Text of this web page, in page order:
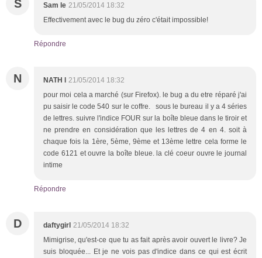
S Sam le 21/05/2014 18:32
Effectivement avec le bug du zéro c'était impossible!
Répondre
N NATH l 21/05/2014 18:32
pour moi cela a marché (sur Firefox). le bug a du etre réparé j'ai
pu saisir le code 540 sur le coffre. sous le bureau il y a 4 séries
de lettres. suivre l'indice FOUR sur la boîte bleue dans le tiroir et
ne prendre en considération que les lettres de 4 en 4. soit à
chaque fois la 1ère, 5ème, 9ème et 13ème lettre cela forme le
code 6121 et ouvre la boîte bleue. la clé coeur ouvre le journal
intime
Répondre
D daftygirl 21/05/2014 18:32
Mimigrise, qu'est-ce que tu as fait après avoir ouvert le livre? Je
suis bloquée... Et je ne vois pas d'indice dans ce qui est écrit